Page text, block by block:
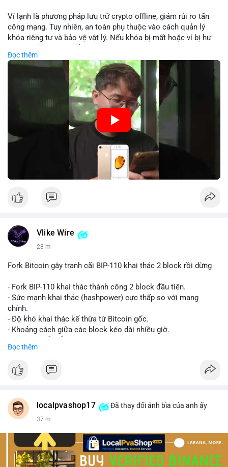
Lời khuyên: Nhà đầu tư nhỏ lẻ nên theo dõi sát dòng tiền xác
nhận và tránh vào lệnh đòn bẩy quá mức trong 24 giờ tới. Quan
sát phản ứng giá tại vùng hỗ trợ $64,000 để đưa ra quyết định
#89btc #mempoolbitcoin #dongtiencavoi
#aplucban
#phantichonchain
Ví lạnh là phương pháp lưu trữ crypto offline, giảm rủi ro tấn
công mạng. Tuy nhiên, an toàn phụ thuộc vào cách quản lý
khóa riêng tư và bảo vệ vật lý. Nếu khóa bị mất hoặc ví bị hư
nên kết hợp với biện pháp dự phòng như sao lưu khóa và chọn
nhà sản xuất uy tín.
🎥 Xem video trực tiếp tại:
Nguồn: 5 Phút Crypto
Đọc thêm
Vlike Wire
28 m
Fork Bitcoin gây tranh cãi BIP-110 khai thác 2 block rồi dừng
- Fork BIP-110 khai thác thành công 2 block đầu tiên.
- Sức mạnh khai thác (hashpower) cực thấp so với mạng
chính.
- Độ khó khai thác kế thừa từ Bitcoin gốc.
- Khoảng cách giữa các block kéo dài nhiều giờ.
#vlikevn #titanbot
Đọc thêm
localpvashop17 Đã thay đổi ảnh bìa của anh ấy
37 m